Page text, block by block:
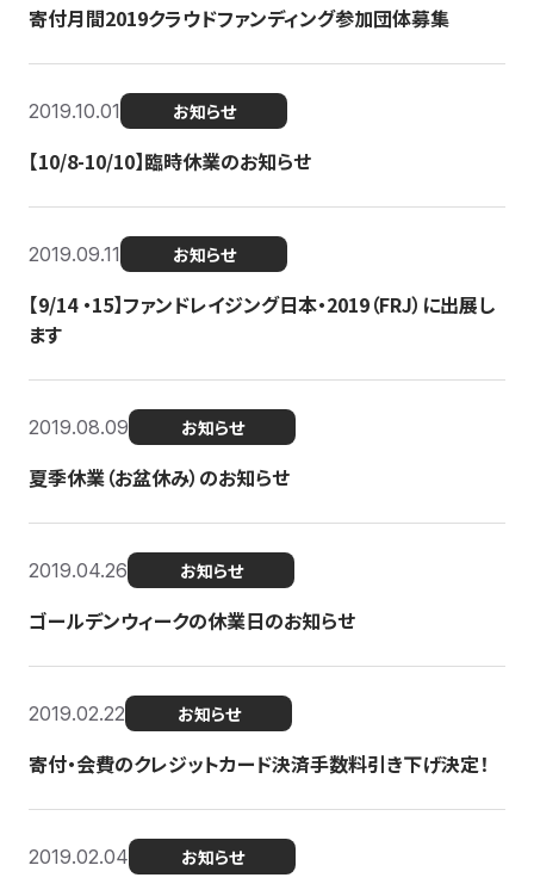
寄付月間2019クラウドファンディング参加団体募集
2019.10.01 お知らせ
【10/8-10/10】臨時休業のお知らせ
2019.09.11 お知らせ
【9/14 ・15】ファンドレイジング日本・2019（FRJ）に出展し
ます
2019.08.09 お知らせ
夏季休業（お盆休み）のお知らせ
2019.04.26 お知らせ
ゴールデンウィークの休業日のお知らせ
2019.02.22 お知らせ
寄付・会費のクレジットカード決済手数料引き下げ決定！
2019.02.04 お知らせ